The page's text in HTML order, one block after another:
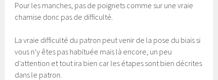
Pour les manches, pas de poignets comme sur une vraie
chamise donc pas de difficulté.
La vraie difficulté du patron peut venir de la pose du biais si
vous n’y êtes pas habituée mais là encore, un peu
d’attention et tout ira bien car les étapes sont bien décrites
dans le patron.